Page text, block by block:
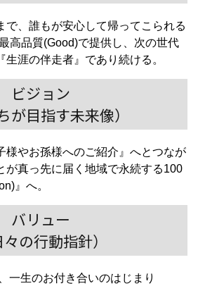
で、誰もが安心して帰ってこられる
高品質(Good)で提供し、次の世代
生涯の伴走者』であり続ける。
ビジョン
が目指す未来像）
様やお孫様へのご紹介』へとつなが
が真っ先に届く地域で永続する100
』へ。
バリュー
々の行動指針）
一生のお付き合いのはじまり